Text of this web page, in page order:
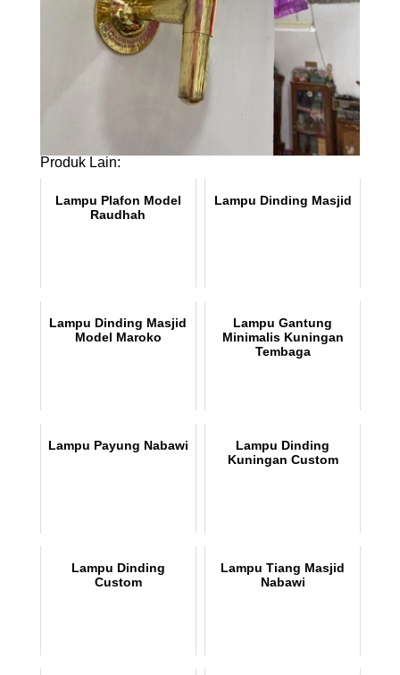
Produk Lain:
Lampu Plafon Model
Raudhah
Lampu Dinding Masjid
Lampu Dinding Masjid
Model Maroko
Lampu Gantung
Minimalis Kuningan
Tembaga
Lampu Payung Nabawi
Lampu Dinding
Kuningan Custom
Lampu Dinding
Custom
Lampu Tiang Masjid
Nabawi